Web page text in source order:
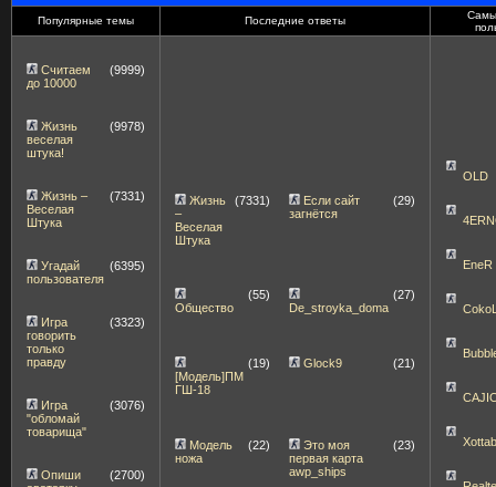
Популярные темы Последние ответы
Считаем
до 10000
(9999)
Жизнь
веселая
штука!
(9978)
Жизнь –
Веселая
Штука
(7331)
Угадай
пользователя
(6395)
Игра
говорить
только
правду
(3323)
Игра
"обломай
товарища"
(3076)
Опиши
(2700)
Жизнь
–
Веселая
Штука
(7331)
Если сайт
загнётся
(29)
Общество
(55)
De_stroyka_doma
(27)
[Модель]ПМ
ГШ-18
(19) Glock9 (21)
Модель
ножа
(22)
Это моя
первая карта
awp_ships
(23)
OLD
EneR